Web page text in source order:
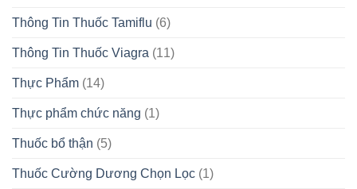
Thông Tin Thuốc Tamiflu (6)
Thông Tin Thuốc Viagra (11)
Thực Phẩm (14)
Thực phẩm chức năng (1)
Thuốc bổ thận (5)
Thuốc Cường Dương Chọn Lọc (1)